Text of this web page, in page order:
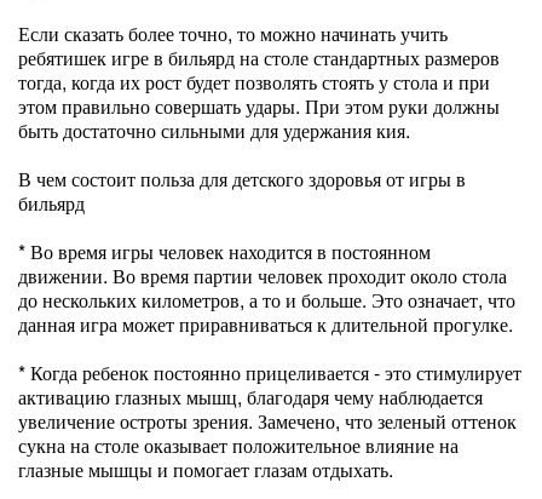
Если сказать более точно, то можно начинать учить
ребятишек игре в бильярд на столе стандартных размеров
тогда, когда их рост будет позволять стоять у стола и при
этом правильно совершать удары. При этом руки должны
быть достаточно сильными для удержания кия.
В чем состоит польза для детского здоровья от игры в
бильярд
* Во время игры человек находится в постоянном
движении. Во время партии человек проходит около стола
до нескольких километров, а то и больше. Это означает, что
данная игра может приравниваться к длительной прогулке.
* Когда ребенок постоянно прицеливается - это стимулирует
активацию глазных мышц, благодаря чему наблюдается
увеличение остроты зрения. Замечено, что зеленый оттенок
сукна на столе оказывает положительное влияние на
глазные мышцы и помогает глазам отдыхать.